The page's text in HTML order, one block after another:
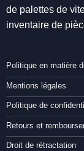
de palettes de
inventaire de
Politique en matière
Mentions légales
Politique de
Retours et
Droit de rétractation